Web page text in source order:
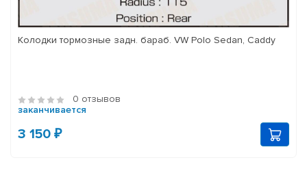
Колодки тормозные задн. бараб. VW Polo Sedan, Caddy
0 отзывов
заканчивается
3 150 ₽